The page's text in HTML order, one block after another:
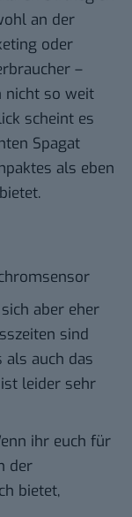
an der
oder
–
nicht so weit
scheint es
Spagat
als eben
aber eher
sind
auch das
leider sehr
ihr euch für
der
bietet,